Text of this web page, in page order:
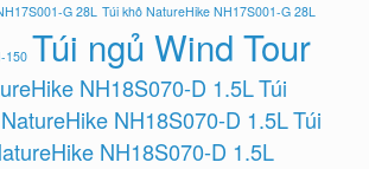
G 28L Túi khô NatureHike NH17S001-G 28L
150 Túi ngủ Wind Tour
NH18S070-D 1.5LTúi
NH18S070-D 1.5LTúi
NH18S070-D 1.5L